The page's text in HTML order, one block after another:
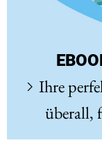
Ihre
überall,